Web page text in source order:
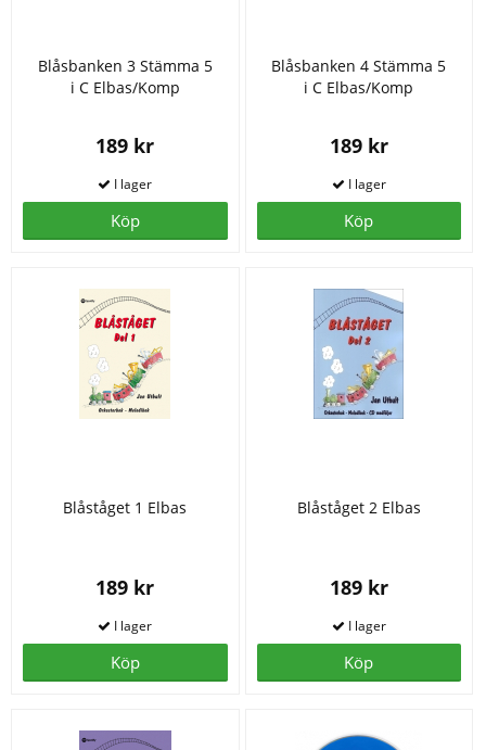
Blåsbanken 3 Stämma 5
i C Elbas/Komp
189 kr
Köp
Blåsbanken 4 Stämma 5
i C Elbas/Komp
189 kr
Köp
Blåståget 1 Elbas
189 kr
Köp
Blåståget 2 Elbas
189 kr
Köp